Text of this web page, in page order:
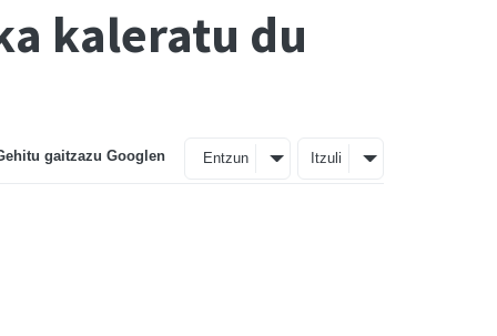
kaleratu du
gaitzazu Googlen Entzun Itzuli